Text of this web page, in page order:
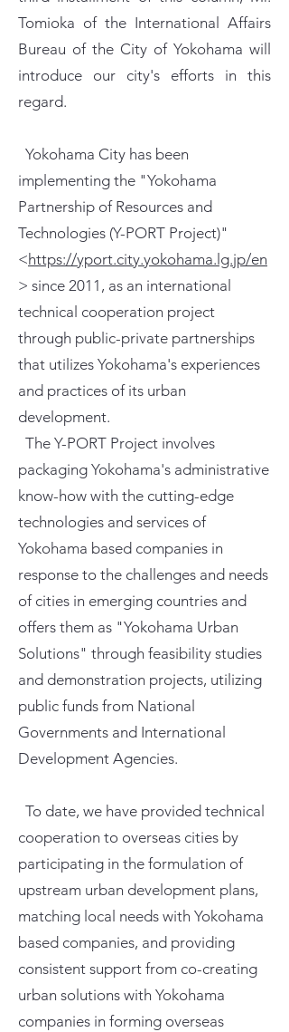
Tomioka of the International Affairs
Bureau of the City of Yokohama will
introduce our city's efforts in this
regard.
Yokohama City has been
implementing the "Yokohama
Partnership of Resources and
Technologies (Y-PORT Project)"
<https://yport.city.yokohama.lg.jp/en
> since 2011, as an international
technical cooperation project
through public-private partnerships
that utilizes Yokohama's experiences
and practices of its urban
development.
The Y-PORT Project involves
packaging Yokohama's administrative
know-how with the cutting-edge
technologies and services of
Yokohama based companies in
response to the challenges and needs
of cities in emerging countries and
offers them as "Yokohama Urban
Solutions" through feasibility studies
and demonstration projects, utilizing
public funds from National
Governments and International
Development Agencies.
To date, we have provided technical
cooperation to overseas cities by
participating in the formulation of
upstream urban development plans,
matching local needs with Yokohama
based companies, and providing
consistent support from co-creating
urban solutions with Yokohama
companies in forming overseas